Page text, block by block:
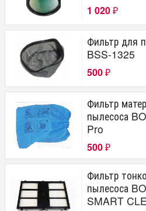
1 020 ₽
Фильтр для
BSS-1325
500 ₽
Фильтр
пылесоса
Pro
500 ₽
Фильтр
пылесоса
SMART